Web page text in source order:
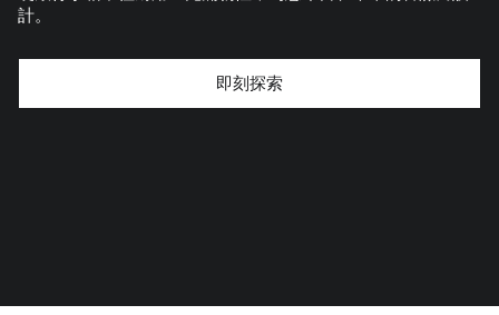
計。
即刻探索